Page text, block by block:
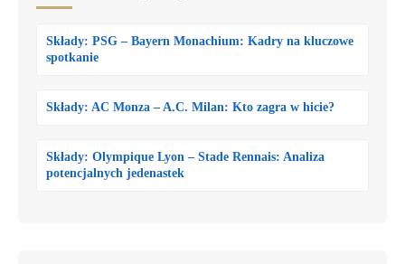
Składy: PSG – Bayern Monachium: Kadry na kluczowe
spotkanie
Składy: AC Monza – A.C. Milan: Kto zagra w hicie?
Składy: Olympique Lyon – Stade Rennais: Analiza
potencjalnych jedenastek